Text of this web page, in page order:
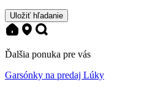
Uložiť hľadanie
Ďalšia ponuka pre vás
Garsónky na predaj Lúky